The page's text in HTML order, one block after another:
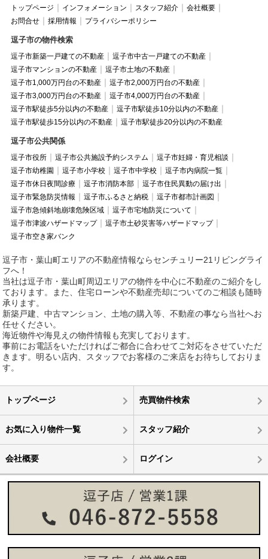
トップページ インフォメーション スタッフ紹介
会社概要
お問合せ
採用情報 プライバシーポリシー
逗子市の物件検索
逗子市新築一戸建ての不動産
逗子市中古一戸建ての不動産
逗子市マンションの不動産
逗子市土地の不動産
逗子市1,000万円台の不動産
逗子市2,000万円台の不動産
逗子市3,000万円台の不動産
逗子市4,000万円台の不動産
逗子市駅徒歩5分以内の不動産
逗子市駅徒歩10分以内の不動産
逗子市駅徒歩15分以内の不動産
逗子市駅徒歩20分以内の不動産
逗子市公共関係
逗子市役所 逗子市公共施設予約システム
逗子市妊婦・育児相談
逗子市幼稚園
逗子市小学校 逗子市中学校
逗子市内病院一覧
逗子市休日夜間診療
逗子市消防本部
逗子市住民異動の届け出
逗子市緊急防災情報
逗子市ふるさと納税
逗子市都市計画図
逗子市急傾斜地崩壊危険区域
逗子市宅地防災について
逗子市津波ハザードマップ
逗子市土砂災害等ハザードマップ
逗子市空き家バンク
逗子市・葉山町エリアの不動産情報ならセンチュリー21リビングライ
フへ！
当社は逗子市・葉山町周辺エリアの物件を中心に不動産のご紹介をし
ております。また、住宅ローンや不動産売却についてのご相談も随時
承ります。
新築戸建、中古マンション、土地の購入等、不動産の事なら当社へお
任せください。
海近物件や海見えの物件情報も充実しております。
事前にお電話をいただければご都合に合わせてご対応をさせていただ
きます。明るい店内、スタッフでお客様のご来店をお待ちしておりま
す。
トップページ 売買物件検索
お気に入り物件一覧 スタッフ紹介
会社概要 ログイン